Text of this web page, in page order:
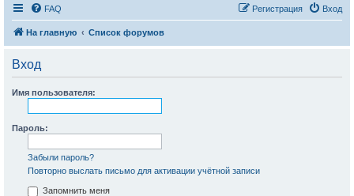
FAQ Вход
Регистрация
На главную Список форумов
Вход
Имя пользователя:
Пароль:
Забыли пароль?
Повторно выслать письмо для активации учётной записи
Запомнить меня